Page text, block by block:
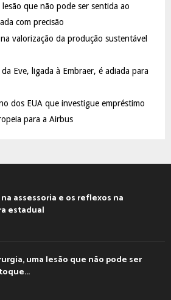
C
que não pode ser sentida ao
com precisão
valorização da produção sustentável
Eve, ligada à Embraer, é adiada para
dos EUA que investigue empréstimo
para a Airbus
assessoria e os reflexos na
estadual
uma lesão que não pode ser